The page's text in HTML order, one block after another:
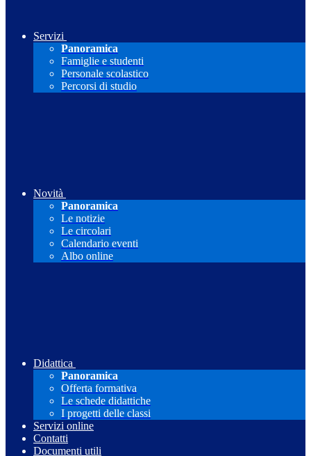
Servizi
Panoramica
Famiglie e studenti
Personale scolastico
Percorsi di studio
Novità
Panoramica
Le notizie
Le circolari
Calendario eventi
Albo online
Didattica
Panoramica
Offerta formativa
Le schede didattiche
I progetti delle classi
Servizi online
Contatti
Documenti utili